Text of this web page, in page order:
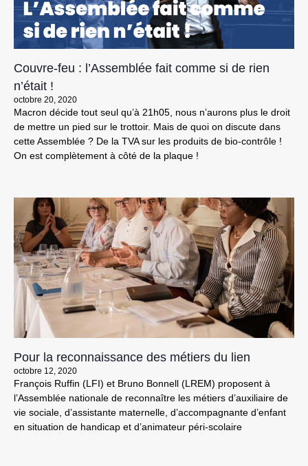
Couvre-feu : l’Assemblée fait comme si de rien
n’était !
octobre 20, 2020
Macron décide tout seul qu’à 21h05, nous n’aurons plus le droit
de mettre un pied sur le trottoir. Mais de quoi on discute dans
cette Assemblée ? De la TVA sur les produits de bio-contrôle !
On est complètement à côté de la plaque !
Pour la reconnaissance des métiers du lien
octobre 12, 2020
François Ruffin (LFI) et Bruno Bonnell (LREM) proposent à
l’Assemblée nationale de reconnaître les métiers d’auxiliaire de
vie sociale, d’assistante maternelle, d’accompagnante d’enfant
en situation de handicap et d’animateur péri-scolaire